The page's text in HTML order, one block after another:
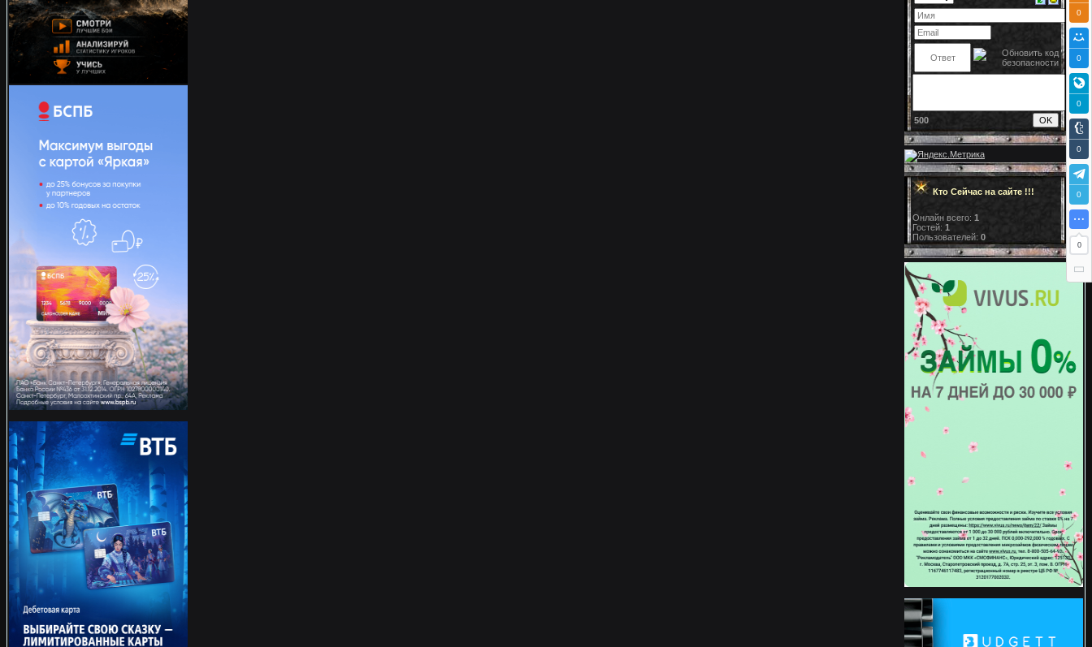
500
Кто Сейчас на сайте !!!
Онлайн всего: 1
Гостей: 1
Пользователей: 0
0
0
0
0
0
0